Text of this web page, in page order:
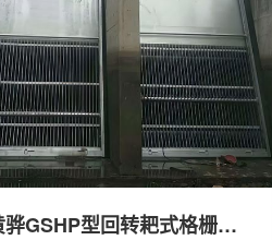
黄骅GSHP型回转耙式格栅清污机